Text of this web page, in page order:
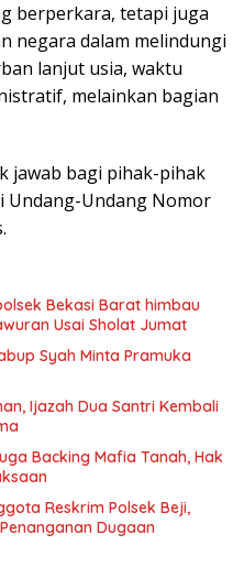
berperkara, tetapi juga
negara dalam melindungi
lanjut usia, waktu
melainkan bagian
jawab bagi pihak-pihak
Undang-Undang Nomor
Bekasi Barat himbau
Usai Sholat Jumat
Syah Minta Pramuka
Ijazah Dua Santri Kembali
Backing Mafia Tanah, Hak
Reskrim Polsek Beji,
Dugaan